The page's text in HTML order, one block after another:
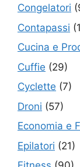
Congelatori
Contapassi
Cucina e
Cuffie (29)
Cyclette (7)
Droni (57)
Economia e
Epilatori (21)